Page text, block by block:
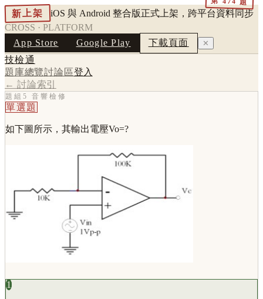
新上架
iOS 與 Android 整合版正式上架，跨平台資料同步
CROSS · PLATFORM
App Store
Google Play 下載頁面 ✕
技檢通
題庫總覽討論區登入
← 討論索引
題組5 音響檢修
單選題
如下圖所示，其輸出電壓Vo=?
1